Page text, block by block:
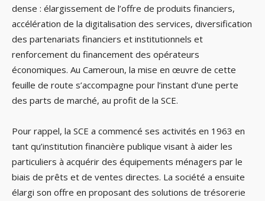
dense : élargissement de l’offre de produits financiers,
accélération de la digitalisation des services, diversification
des partenariats financiers et institutionnels et
renforcement du financement des opérateurs
économiques. Au Cameroun, la mise en œuvre de cette
feuille de route s’accompagne pour l’instant d’une perte
des parts de marché, au profit de la SCE.
Pour rappel, la SCE a commencé ses activités en 1963 en
tant qu’institution financière publique visant à aider les
particuliers à acquérir des équipements ménagers par le
biais de prêts et de ventes directes. La société a ensuite
élargi son offre en proposant des solutions de trésorerie